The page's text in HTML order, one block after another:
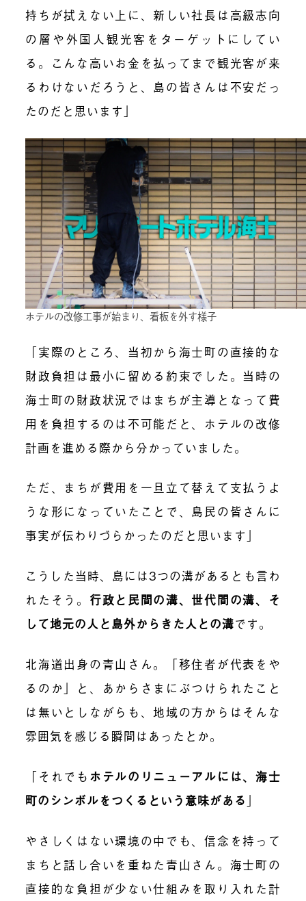
持ちが拭えない上に、新しい社長は高級志向
の層や外国人観光客をターゲットにしてい
る。こんな高いお金を払ってまで観光客が来
るわけないだろうと、島の皆さんは不安だっ
たのだと思います」
ホテルの改修工事が始まり、看板を外す様子
「実際のところ、当初から海士町の直接的な
財政負担は最小に留める約束でした。当時の
海士町の財政状況ではまちが主導となって費
用を負担するのは不可能だと、ホテルの改修
計画を進める際から分かっていました。
ただ、まちが費用を一旦立て替えて支払うよ
うな形になっていたことで、島民の皆さんに
事実が伝わりづらかったのだと思います」
こうした当時、島には3つの溝があるとも言わ
れたそう。 行政と民間の溝、世代間の溝、そ
して地元の人と島外からきた人との溝です。
北海道出身の青山さん。「移住者が代表をや
るのか」と、あからさまにぶつけられたこと
は無いとしながらも、地域の方からはそんな
雰囲気を感じる瞬間はあったとか。
「それでも ホテルのリニューアルには、海士
町のシンボルをつくるという意味がある 」
やさしくはない環境の中でも、信念を持って
まちと話し合いを重ねた青山さん。海士町の
直接的な負担が少ない仕組みを取り入れた計